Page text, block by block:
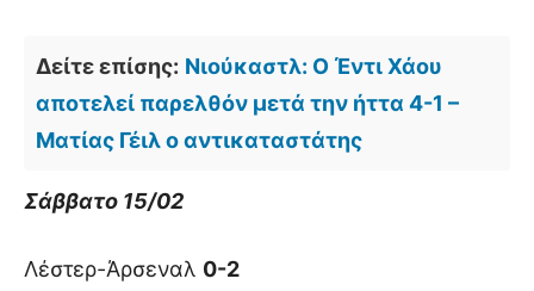
Δείτε επίσης: Νιούκαστλ: Ο Έντι Χάου
αποτελεί παρελθόν μετά την ήττα 4-1 –
Ματίας Γέιλ ο αντικαταστάτης
Σάββατο 15/02
Λέστερ-Άρσεναλ 0-2